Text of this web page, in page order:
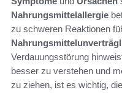
Nahrungsmittelallergie
zu schweren Reaktionen
Verdauungsstörung
besser zu verstehen und
zu ziehen, ist es wichtig,